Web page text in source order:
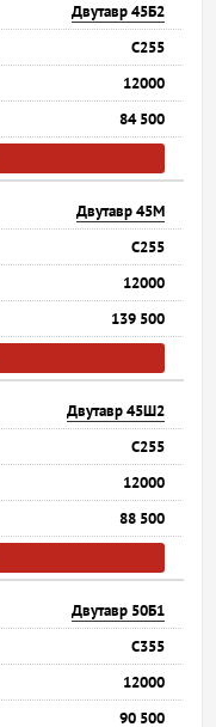
Двутавр 45Б2
С255
12000
84 500
Двутавр 45М
С255
12000
139 500
Двутавр 45Ш2
С255
12000
88 500
Двутавр 50Б1
С355
12000
90 500